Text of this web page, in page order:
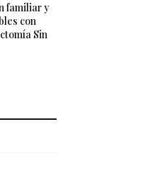
familiar y
con
Sin